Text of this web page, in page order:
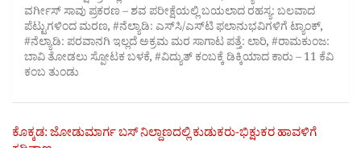
ವರ್ಗೀಸ್ ಸಾವು ಪ್ರಕರಣ – ಶವ ಪರೀಕ್ಷೆಯಲ್ಲಿ ಬಯಲಾದ ರಹಸ್ಯ: ಬಲವಾದ
ಪೆಟ್ಟುಗಳಿಂದ ಮರಣ,#ನೆಲ್ಯಾಡಿ: ಎಸ್‌ಸಿ/ಎಸ್‌ಟಿ ಫಲಾನುಭವಿಗಳಿಗೆ ಟ್ಯಾಂಕ್,
#ನೆಲ್ಯಾಡಿ: ಪರವಾನಗಿ ಇಲ್ಲದೆ ಅಕ್ರಮ ಮರ ಸಾಗಾಟ ಪತ್ತೆ: ಲಾರಿ,#ರಾಮಕುಂಜ:
ಬಾವಿ ತೋಡಲು ಸ್ಪೋಟಕ ಬಳಕೆ,#ವಿದ್ಯುತ್ ಕಂಬಕ್ಕೆ ಡಿಕ್ಕಿಯಾದ ಕಾರು – 11 ಕೆವಿ
ಕಂಬ ತುಂಡು
Post
ಕೊಕ್ಕಡ: ಜೋಡುಮಾರ್ಗ ಬಸ್ ನಿಲ್ದಾಣದಲ್ಲಿ ಕುಡುಕರು-ಭಿಕ್ಷುಕರ ಹಾವಳಿಗೆ